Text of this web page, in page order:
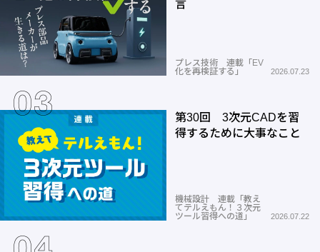
言
プレス技術 連載「EV
化を再検証する」
2026.07.23
第30回 3次元CADを習
得するために大事なこと
機械設計 連載「教え
てテルえもん！３次元
ツール習得への道」
2026.07.22